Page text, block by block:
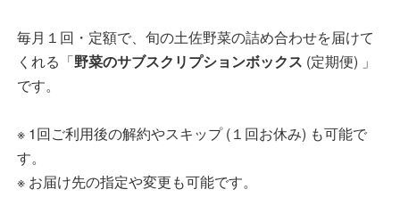
毎月１回・定額で、旬の土佐野菜の詰め合わせを届けて
くれる「野菜のサブスクリプションボックス (定期便) 」
です。
※ 1回ご利用後の解約やスキップ (１回お休み) も可能で
す。
※ お届け先の指定や変更も可能です。